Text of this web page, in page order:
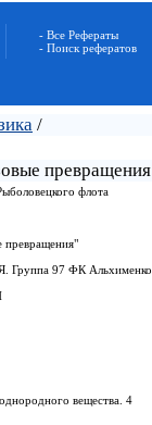
- Все Рефераты
- Поиск рефератов
/
превращения
флота
превращения"
Группа 97 ФК
вещества. 4